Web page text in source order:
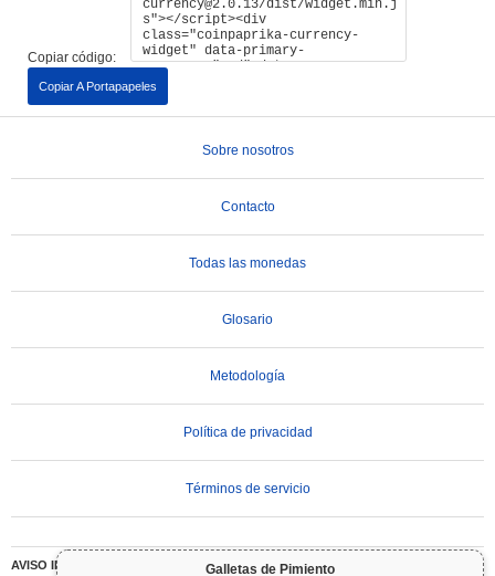
Galletas de Pimiento
Copiar código:
Copiar A Portapapeles
Sobre nosotros
Contacto
Todas las monedas
Glosario
Metodología
Política de privacidad
Términos de servicio
AVISO IMPORTANTE:
Las criptomonedas son altamente volátiles e implican un riesgo